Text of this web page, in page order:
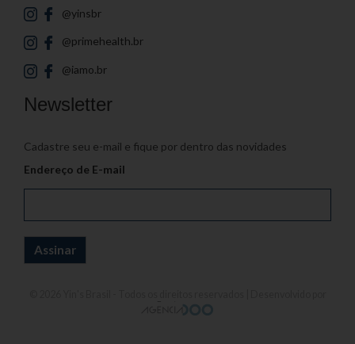
@yinsbr
@primehealth.br
@iamo.br
Newsletter
Cadastre seu e-mail e fique por dentro das novidades
Endereço de E-mail